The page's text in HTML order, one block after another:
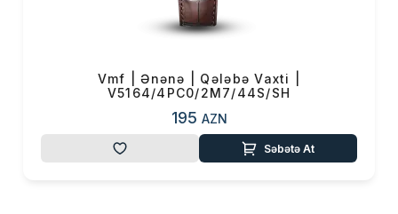
Vmf | Ənənə | Qələbə Vaxti |
V5164/4PC0/2M7/44S/SH
195 AZN
Səbətə At
Çatdırılma
Yekun məbləğ
OK